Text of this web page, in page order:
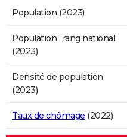
Population (2023)
Population : rang national
(2023)
Densité de population
(2023)
Taux de chômage (2022)